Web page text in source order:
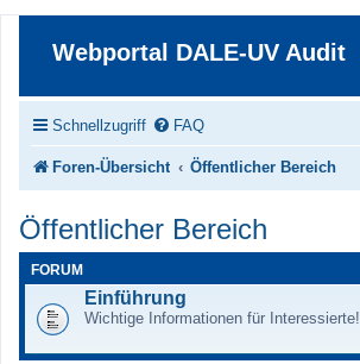
Webportal DALE-UV Audit
Schnellzugriff FAQ
Foren-Übersicht Öffentlicher Bereich
Öffentlicher Bereich
FORUM
Einführung
Wichtige Informationen für Interessierte!